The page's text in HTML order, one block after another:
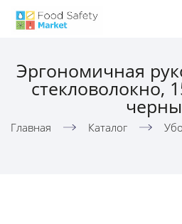
Эргономичная
стекловолокно,
Главная Каталог